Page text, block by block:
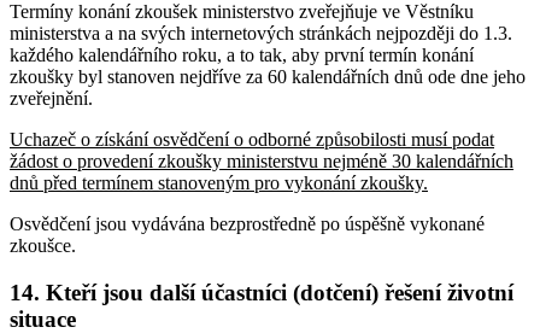
Termíny konání zkoušek ministerstvo zveřejňuje ve Věstníku
ministerstva a na svých internetových stránkách nejpozději do 1.3.
každého kalendářního roku, a to tak, aby první termín konání
zkoušky byl stanoven nejdříve za 60 kalendářních dnů ode dne jeho
zveřejnění.
Uchazeč o získání osvědčení o odborné způsobilosti musí podat
žádost o provedení zkoušky ministerstvu nejméně 30 kalendářních
dnů před termínem stanoveným pro vykonání zkoušky.
Osvědčení jsou vydávána bezprostředně po úspěšně vykonané
zkoušce.
14. Kteří jsou další účastníci (dotčení) řešení životní
situace